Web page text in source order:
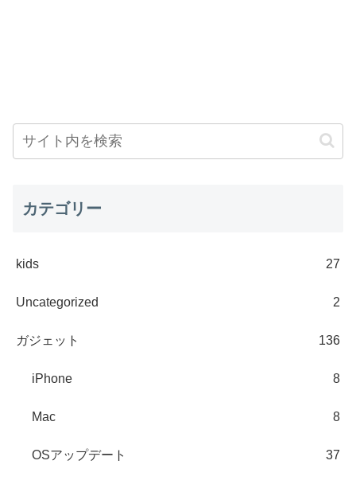
カテゴリー
kids 27
Uncategorized 2
ガジェット 136
iPhone 8
Mac 8
OSアップデート 37